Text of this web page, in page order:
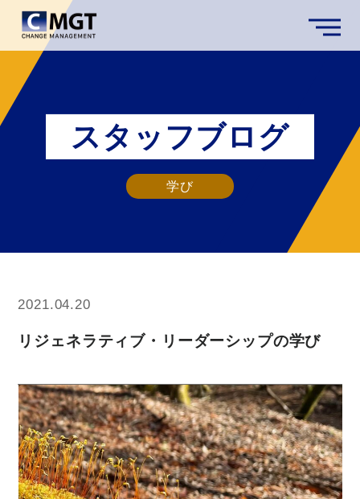
スタッフブログ
学び
2021.04.20
リジェネラティブ・リーダーシップの学び